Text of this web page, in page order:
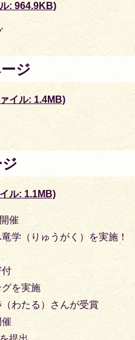
: 964.9KB)
ジ
イル: 1.4MB)
ル: 1.1MB)
催
学（りゅうがく）を実施！
付
を実施
わたる）さんが受賞